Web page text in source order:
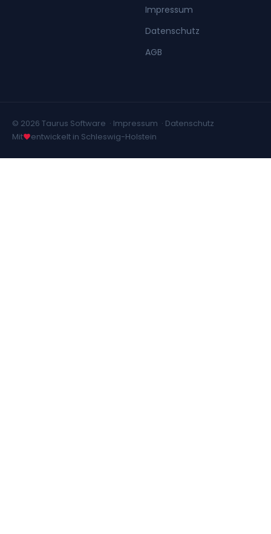
Impressum
Datenschutz
AGB
© 2026 Taurus Software · Impressum · Datenschutz
Mit
entwickelt in Schleswig-Holstein